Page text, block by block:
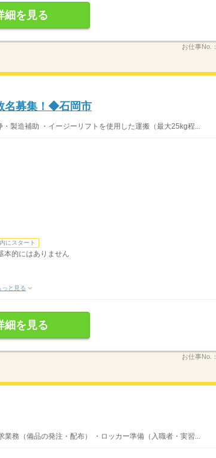
細を見る
お仕事No.：
名募集！◆石岡市
製造補助 ・イージーリフトを使用した運搬（最大25kg程...
にスタート
的にはありません
っと見る
細を見る
お仕事No.：
業務（備品の発注・配布） ・ロッカー準備（入職者・実習...